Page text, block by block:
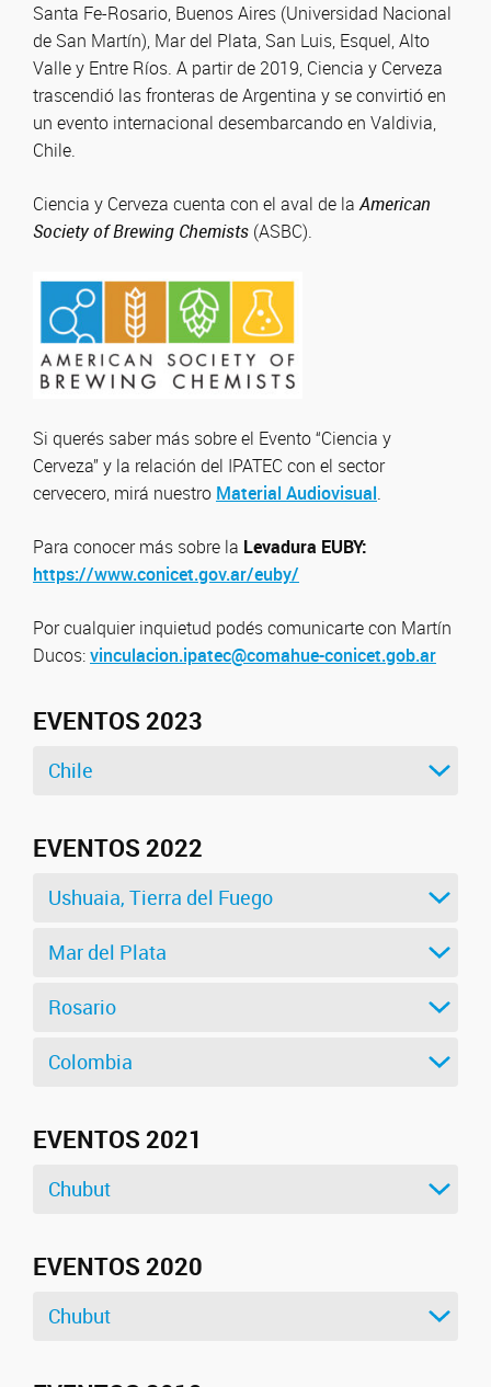
Santa Fe-Rosario, Buenos Aires (Universidad Nacional
de San Martín), Mar del Plata, San Luis, Esquel, Alto
Valle y Entre Ríos. A partir de 2019, Ciencia y Cerveza
trascendió las fronteras de Argentina y se convirtió en
un evento internacional desembarcando en Valdivia,
Chile.
Ciencia y Cerveza cuenta con el aval de laAmerican
Society of Brewing Chemists (ASBC).
Si querés saber más sobre el Evento “Ciencia y
Cerveza” y la relación del IPATEC con el sector
cervecero, mirá nuestro Material Audiovisual.
Para conocer más sobre la Levadura EUBY:
https://www.conicet.gov.ar/euby/
Por cualquier inquietud podés comunicarte con Martín
Ducos:vinculacion.ipatec@comahue-conicet.gob.ar
EVENTOS 2023
Chile
EVENTOS 2022
Ushuaia, Tierra del Fuego
Mar del Plata
Rosario
Colombia
EVENTOS 2021
Chubut
EVENTOS 2020
Chubut